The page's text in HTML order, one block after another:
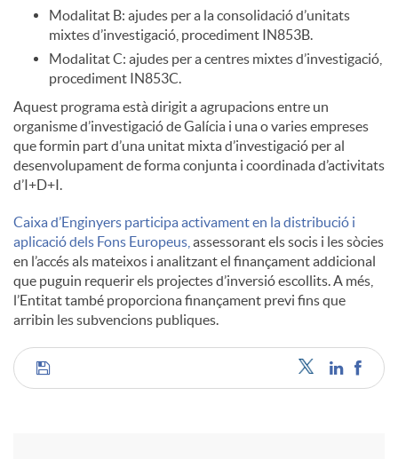
Modalitat B: ajudes per a la consolidació d’unitats
mixtes d’investigació, procediment IN853B.
Modalitat C: ajudes per a centres mixtes d’investigació,
procediment IN853C.
Aquest programa està dirigit a agrupacions entre un
organisme d’investigació de Galícia i una o varies empreses
que formin part d’una unitat mixta d’investigació per al
desenvolupament de forma conjunta i coordinada d’activitats
d’I+D+I.
Caixa d’Enginyers participa activament en la distribució i
aplicació dels Fons Europeus, assessorant els socis i les sòcies
en l’accés als mateixos i analitzant el finançament addicional
que puguin requerir els projectes d’inversió escollits. A més,
l’Entitat també proporciona finançament previ fins que
arribin les subvencions publiques.
C